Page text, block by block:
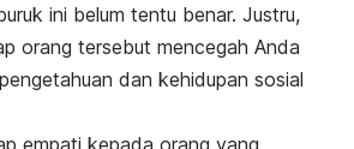
ini belum tentu benar. Justru,
orang tersebut mencegah Anda
dan kehidupan sosial
empati kepada orang yang